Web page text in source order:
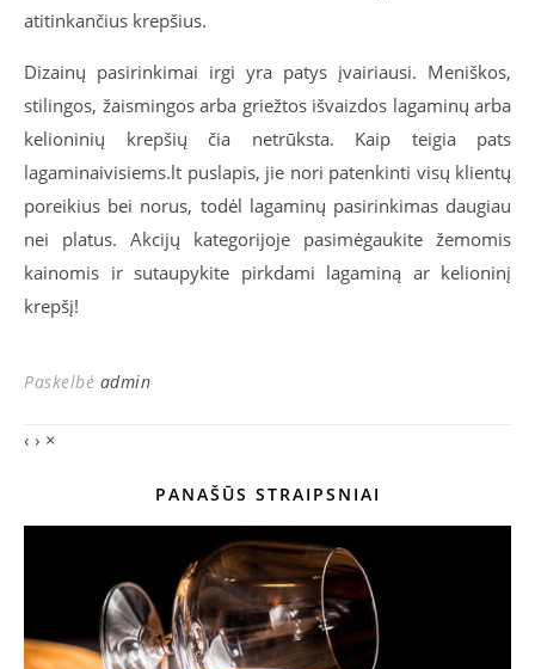
atitinkančius krepšius.
Dizainų pasirinkimai irgi yra patys įvairiausi. Meniškos,
stilingos, žaismingos arba griežtos išvaizdos lagaminų arba
kelioninių krepšių čia netrūksta. Kaip teigia pats
lagaminaivisiems.lt puslapis, jie nori patenkinti visų klientų
poreikius bei norus, todėl lagaminų pasirinkimas daugiau
nei platus. Akcijų kategorijoje pasimėgaukite žemomis
kainomis ir sutaupykite pirkdami lagaminą ar kelioninį
krepšį!
Paskelbė admin
‹ › ×
PANAŠŪS STRAIPSNIAI